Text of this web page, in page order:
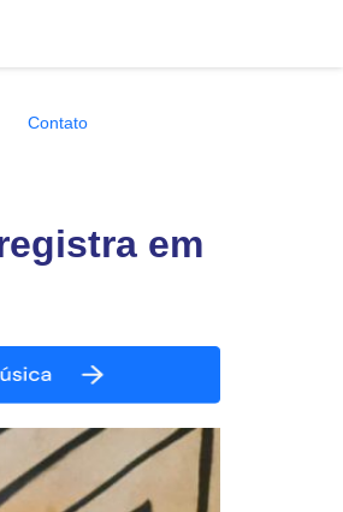
Contato
em